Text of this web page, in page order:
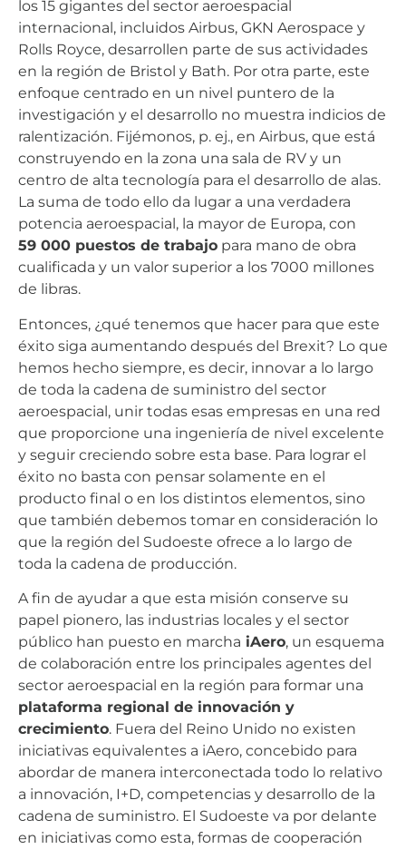
los 15 gigantes del sector aeroespacial
internacional, incluidos Airbus, GKN Aerospace y
Rolls Royce, desarrollen parte de sus actividades
en la región de Bristol y Bath. Por otra parte, este
enfoque centrado en un nivel puntero de la
investigación y el desarrollo no muestra indicios de
ralentización. Fijémonos, p. ej., en Airbus, que está
construyendo en la zona una sala de RV y un
centro de alta tecnología para el desarrollo de alas.
La suma de todo ello da lugar a una verdadera
potencia aeroespacial, la mayor de Europa, con
59 000 puestos de trabajo para mano de obra
cualificada y un valor superior a los 7000 millones
de libras.
Entonces, ¿qué tenemos que hacer para que este
éxito siga aumentando después del Brexit? Lo que
hemos hecho siempre, es decir, innovar a lo largo
de toda la cadena de suministro del sector
aeroespacial, unir todas esas empresas en una red
que proporcione una ingeniería de nivel excelente
y seguir creciendo sobre esta base. Para lograr el
éxito no basta con pensar solamente en el
producto final o en los distintos elementos, sino
que también debemos tomar en consideración lo
que la región del Sudoeste ofrece a lo largo de
toda la cadena de producción.
A fin de ayudar a que esta misión conserve su
papel pionero, las industrias locales y el sector
público han puesto en marcha iAero, un esquema
de colaboración entre los principales agentes del
sector aeroespacial en la región para formar una
plataforma regional de innovación y
crecimiento. Fuera del Reino Unido no existen
iniciativas equivalentes a iAero, concebido para
abordar de manera interconectada todo lo relativo
a innovación, I+D, competencias y desarrollo de la
cadena de suministro. El Sudoeste va por delante
en iniciativas como esta, formas de cooperación